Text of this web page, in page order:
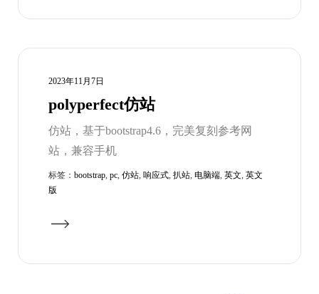
2023年11月7日
polyperfect仿站
仿站，基于bootstrap4.6，完美复刻参考网
站，兼容手机
标签： bootstrap, pc, 仿站, 响应式, 扒站, 电脑端, 英文, 英文
版